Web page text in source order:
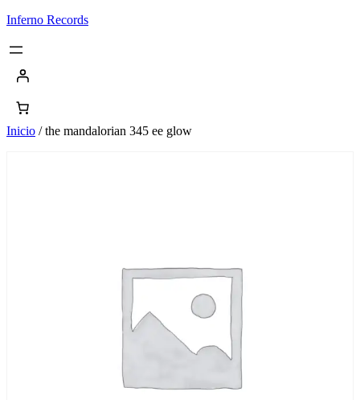
Saltar
contenido
Inferno Records
Inicio / the mandalorian 345 ee glow